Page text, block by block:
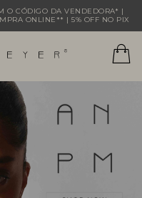
O CÓDIGO DA VENDEDORA* |
ONLINE** | 5% OFF NO PIX